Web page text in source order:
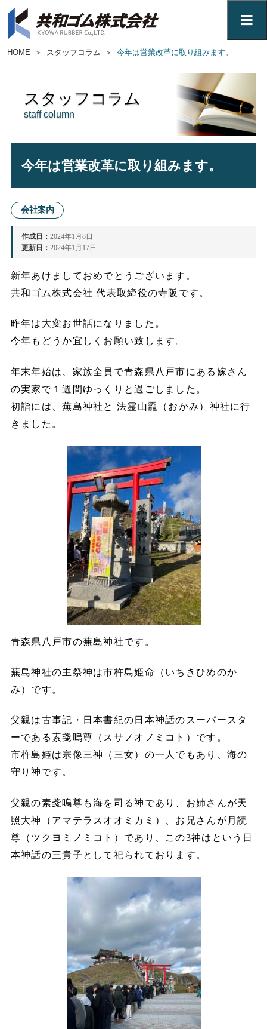
HOME ＞ スタッフコラム ＞ 今年は営業改革に取り組みます。
スタッフコラム
staff column
今年は営業改革に取り組みます。
会社案内
作成日： 2024年1月8日
更新日： 2024年1月17日
新年あけましておめでとうございます。
共和ゴム株式会社 代表取締役の寺阪です。
昨年は大変お世話になりました。
今年もどうか宜しくお願い致します。
年末年始は、家族全員で青森県八戸市にある嫁さん
の実家で１週間ゆっくりと過ごしました。
初詣には、蕪島神社と 法霊山龗（おかみ）神社に行
きました。
青森県八戸市の蕪島神社です。
蕪島神社の主祭神は市杵島姫命（いちきひめのか
み）です。
父親は古事記・日本書紀の日本神話のスーパースタ
ーである素戔嗚尊（スサノオノミコト）です。
市杵島姫は宗像三神（三女）の一人でもあり、海の
守り神です。
父親の素戔嗚尊も海を司る神であり、お姉さんが天
照大神（アマテラスオオミカミ）、お兄さんが月読
尊（ツクヨミノミコト）であり、この3神はという日
本神話の三貴子として祀られております。